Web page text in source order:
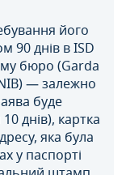
його
90 днів в ISD
бюро (Garda
— залежно
буде
днів), картка
яка була
у паспорті